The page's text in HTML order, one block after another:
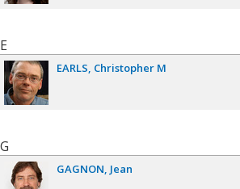
E
EARLS Christopher M
G
GAGNON Jean